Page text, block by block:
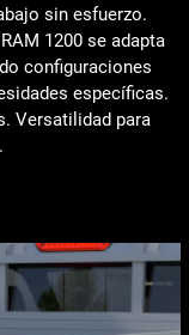
sin esfuerzo.
1200 se adapta
configuraciones
específicas.
Versatilidad para